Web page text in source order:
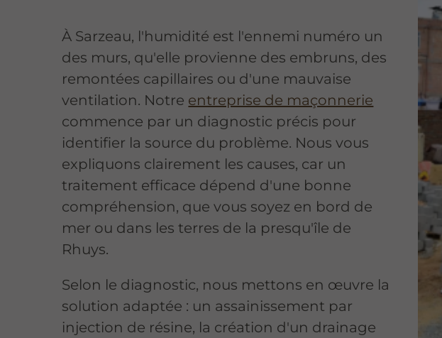
À Sarzeau, l'humidité est l'ennemi numéro un
des murs, qu'elle provienne des embruns, des
remontées capillaires ou d'une mauvaise
ventilation. Notre entreprise de maçonnerie
commence par un diagnostic précis pour
identifier la source du problème. Nous vous
expliquons clairement les causes, car un
traitement efficace dépend d'une bonne
compréhension, que vous soyez en bord de
mer ou dans les terres de la presqu'île de
Rhuys.
Selon le diagnostic, nous mettons en œuvre la
solution adaptée : un assainissement par
injection de résine, la création d'un drainage